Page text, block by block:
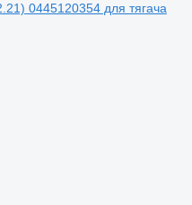
0445120354 для тягача